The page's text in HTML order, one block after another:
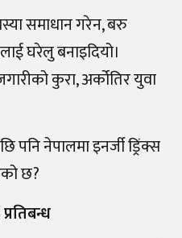
समाधान गरेन, बरु
घरेलु बनाइदियो।
कुरा, अर्कोतिर युवा
पनि नेपालमा इनर्जी ड्रिंक्स
छ?